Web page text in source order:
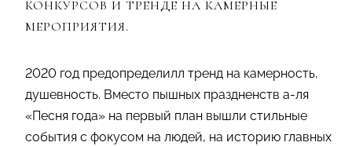
КОНКУРСОВ И ТРЕНДЕ НА КАМЕРНЫЕ
МЕРОПРИЯТИЯ.
2020 год предопределилл тренд на камерность,
душевность. Вместо пышных праздненств а-ля
«Песня года» на первый план вышли стильные
события с фокусом на людей, на историю главных